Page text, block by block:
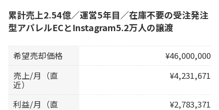
累計売上2.54億／運営5年目／在庫不要の受注発注
型アパレルECとInstagram5.2万人の譲渡
希望売却価格
¥46,000,000
売上/月（直
近）
¥4,231,671
利益/月（直 ¥2,783,371